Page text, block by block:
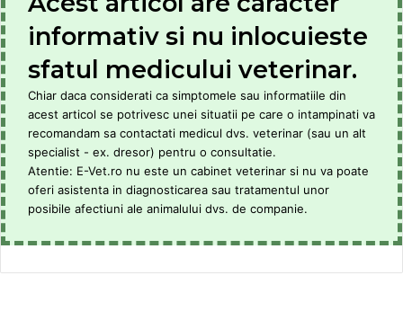
informativ si nu inlocuieste
sfatul medicului veterinar.
Chiar daca considerati ca simptomele sau informatiile din
acest articol se potrivesc unei situatii pe care o intampinati va
recomandam sa contactati medicul dvs. veterinar (sau un alt
specialist - ex. dresor) pentru o consultatie.
Atentie: E-Vet.ro nu este un cabinet veterinar si nu va poate
oferi asistenta in diagnosticarea sau tratamentul unor
posibile afectiuni ale animalului dvs. de companie.